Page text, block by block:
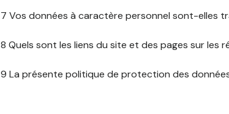
7 Vos données à caractère personnel sont-elles
8 Quels sont les liens du site et des pages sur les
9 La présente politique de protection des